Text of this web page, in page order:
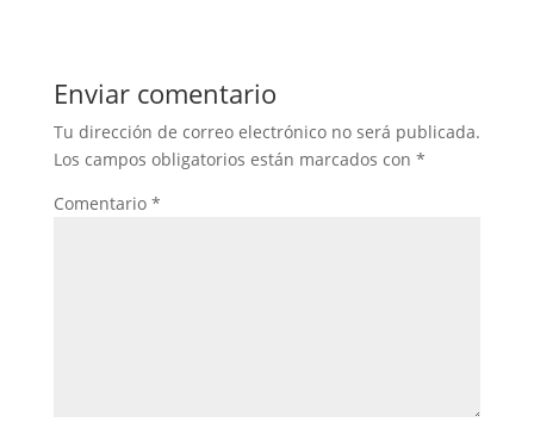
Enviar comentario
Tu dirección de correo electrónico no será publicada.
Los campos obligatorios están marcados con *
Comentario *